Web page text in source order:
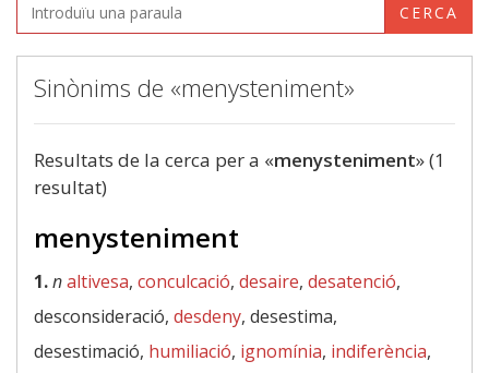
CERCA
Sinònims de «menysteniment»
Resultats de la cerca per a «menysteniment» (1
resultat)
menysteniment
1.naltivesa, conculcació, desaire, desatenció,
desconsideració, desdeny, desestima,
desestimació, humiliació, ignomínia, indiferència,